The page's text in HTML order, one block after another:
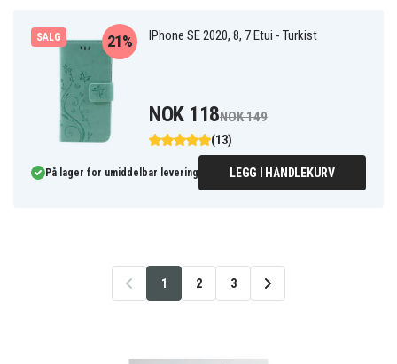
SALG IPhone SE 2020, 8, 7 Etui - Turkist
(13)
21%
NOK 118NOK 149
På lager for umiddelbar levering LEGG I HANDLEKURV
1 2 3